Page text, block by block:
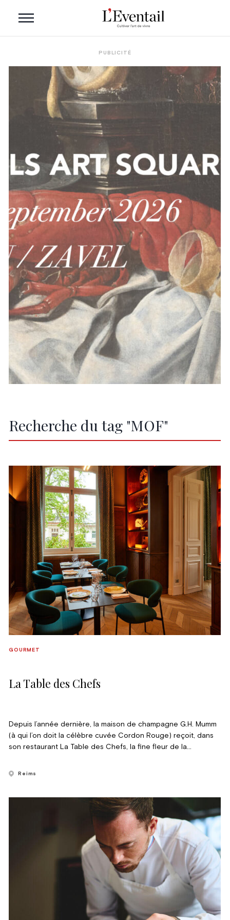
PUBLICITÉ
Recherche du tag "MOF"
La Table des Chefs
GOURMET
Depuis l’année dernière, la maison de champagne G.H. Mumm
(à qui l’on doit la célèbre cuvée Cordon Rouge) reçoit, dans
son restaurant La Table des Chefs, la fine fleur de la
prodige Tom Meyer qui s’installe à Reims.
Reims